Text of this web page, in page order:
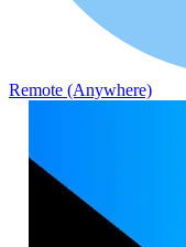
Remote (Anywhere)